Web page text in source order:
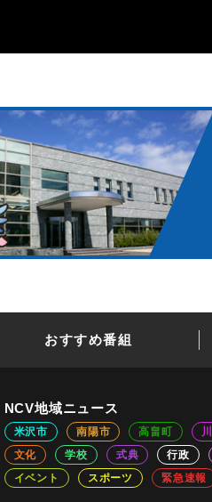
おすすめ番組
NCV地域ニュース
米沢市 南陽市 高畠町
文化
学校 式典 行政
イベント
スポーツ 緊急速報